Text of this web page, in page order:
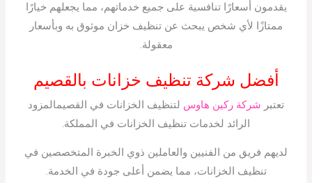
يقدمون أسعارًا تنافسية على جميع خدماتهم، مما يجعلهم خيارًا
ممتازًا لأي شخص يبحث عن تنظيف خزان موثوق به وبأسعار
معقولة.
أفضل شركة تنظيف خزانات بالقصيم
تعتبر شركة ركين هاوس لتنظيف الخزانات في القصيمالمزود
الرائد لخدمات تنظيف الخزانات في المملكة.
لديهم فريق من الفنيين والعاملين ذوي الخبرة المتخصصين في
تنظيف الخزانات، مما يضمن أعلى جودة في الخدمة.